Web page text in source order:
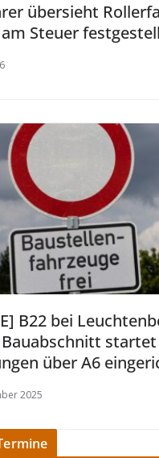
übersieht
Steuer
B22 bei
startet
über A6
2025